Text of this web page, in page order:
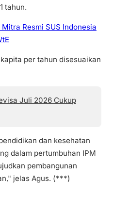
tahun.
Resmi SUS Indonesia
per tahun disesuaikan
Juli 2026 Cukup
dan kesehatan
dalam pertumbuhan IPM
pembangunan
jelas Agus. (***)